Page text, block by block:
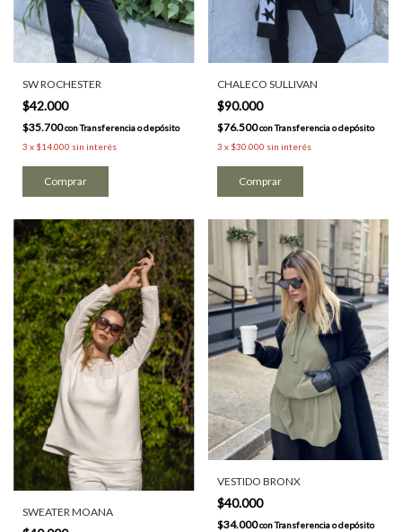
SW ROCHESTER
$42.000
$35.700conTransferencia o depósito
3 x $14.000 sin interés
Comprar
CHALECO SULLIVAN
$90.000
$76.500conTransferencia o depósito
3 x $30.000 sin interés
Comprar
SWEATER MOANA
VESTIDO BRONX
$40.000
$34.000conTransferencia o depósito